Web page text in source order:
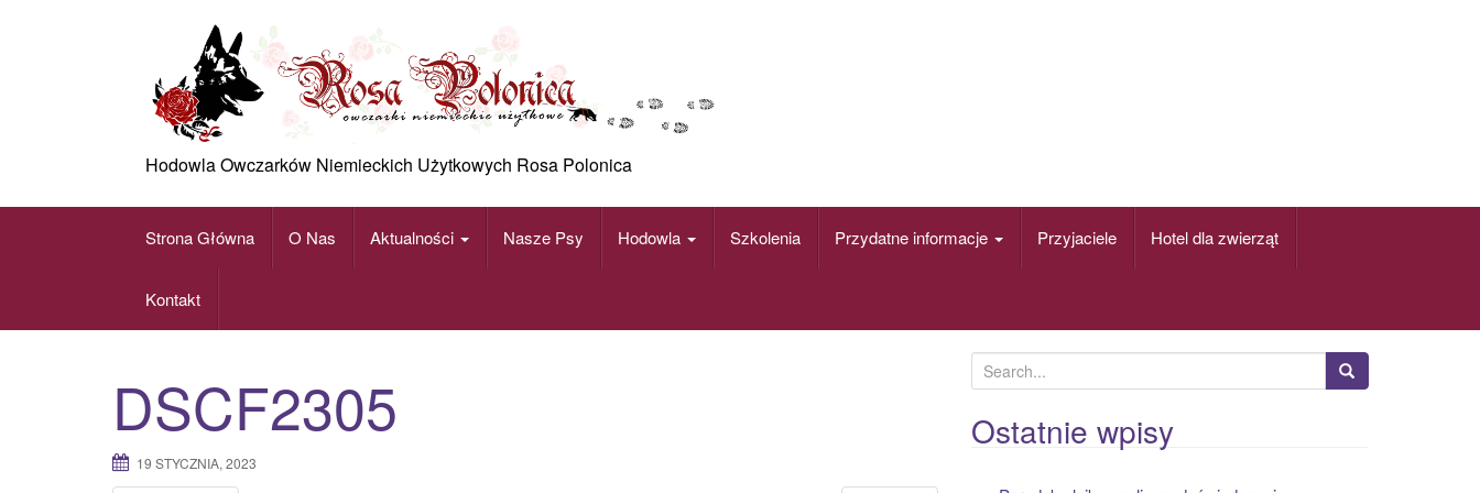
Hodowla Owczarków Niemieckich Użytkowych Rosa Polonica
Strona Główna O Nas Aktualności Nasze Psy Hodowla Szkolenia Przydatne informacje Przyjaciele Hotel dla zwierząt
Kontakt
DSCF2305
19 STYCZNIA, 2023
e
a
r
Ostatnie wpisy